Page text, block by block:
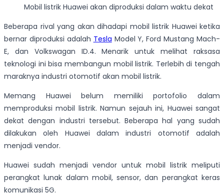
Mobil listrik Huawei akan diproduksi dalam waktu dekat
Beberapa rival yang akan dihadapi mobil listrik Huawei ketika
bernar diproduksi adalah Tesla Model Y, Ford Mustang Mach-
E, dan Volkswagan ID.4. Menarik untuk melihat raksasa
teknologi ini bisa membangun mobil listrik. Terlebih di tengah
maraknya industri otomotif akan mobil listrik.
Memang Huawei belum memiliki portofolio dalam
memproduksi mobil listrik. Namun sejauh ini, Huawei sangat
dekat dengan industri tersebut. Beberapa hal yang sudah
dilakukan oleh Huawei dalam industri otomotif adalah
menjadi vendor.
Huawei sudah menjadi vendor untuk mobil listrik meliputi
perangkat lunak dalam mobil, sensor, dan perangkat keras
komunikasi 5G.